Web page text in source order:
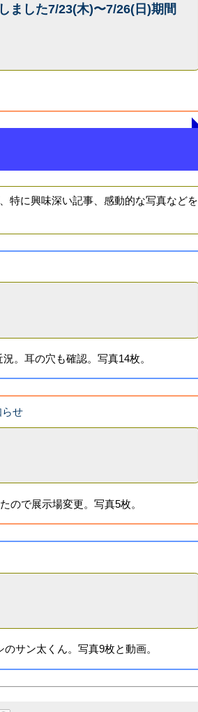
ました7/23(木)〜7/26(日)期間
特に興味深い記事、感動的な写真などを
。耳の穴も確認。写真14枚。
らせ
ので展示場変更。写真5枚。
サン太くん。写真9枚と動画。